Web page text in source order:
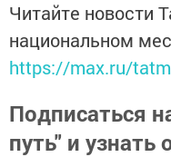
Читайте новости
национальном
https://max.ru/
Подписаться
путь" и узнать